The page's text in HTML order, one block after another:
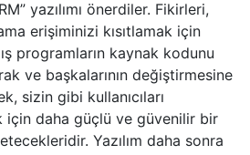
yazılımı önerdiler. Fikirleri,
erişiminizi kısıtlamak için
programların kaynak kodunu
ve başkalarının değiştirmesine
sizin gibi kullanıcıları
için daha güçlü ve güvenilir bir
Yazılım daha sonra